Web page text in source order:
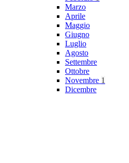
Marzo
Aprile
Maggio
Giugno
Luglio
Agosto
Settembre
Ottobre
Novembre 1
Dicembre